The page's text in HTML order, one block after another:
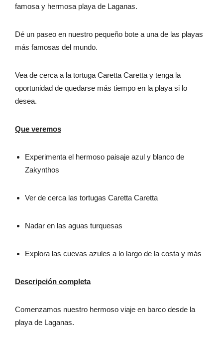
famosa y hermosa playa de Laganas.
Dé un paseo en nuestro pequeño bote a una de las playas
más famosas del mundo.
Vea de cerca a la tortuga Caretta Caretta y tenga la
oportunidad de quedarse más tiempo en la playa si lo
desea.
Que veremos
Experimenta el hermoso paisaje azul y blanco de
Zakynthos
Ver de cerca las tortugas Caretta Caretta
Nadar en las aguas turquesas
Explora las cuevas azules a lo largo de la costa y más
Descripción completa
Comenzamos nuestro hermoso viaje en barco desde la
playa de Laganas.